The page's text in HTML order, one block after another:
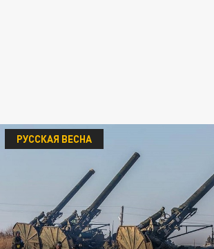
РУССКАЯ ВЕСНА